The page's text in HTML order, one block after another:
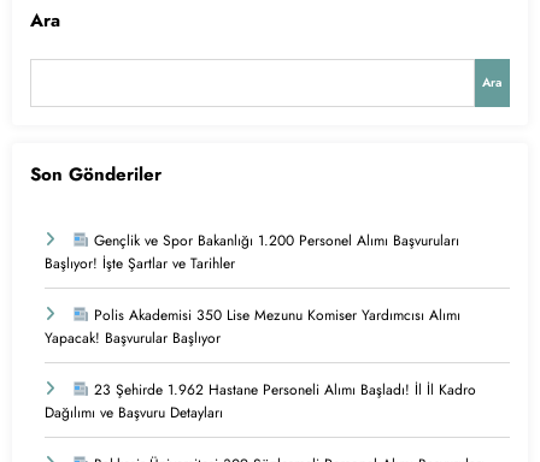
Ara
Ara
Son Gönderiler
Gençlik ve Spor Bakanlığı 1.200 Personel Alımı Başvuruları
Başlıyor! İşte Şartlar ve Tarihler
Polis Akademisi 350 Lise Mezunu Komiser Yardımcısı Alımı
Yapacak! Başvurular Başlıyor
23 Şehirde 1.962 Hastane Personeli Alımı Başladı! İl İl Kadro
Dağılımı ve Başvuru Detayları